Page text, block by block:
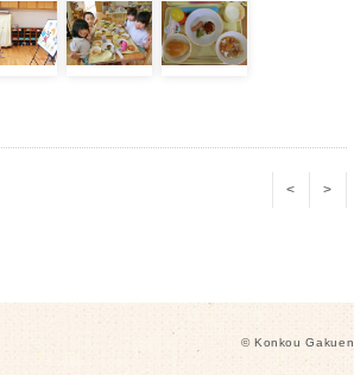
< >
© Konkou Gakuen.